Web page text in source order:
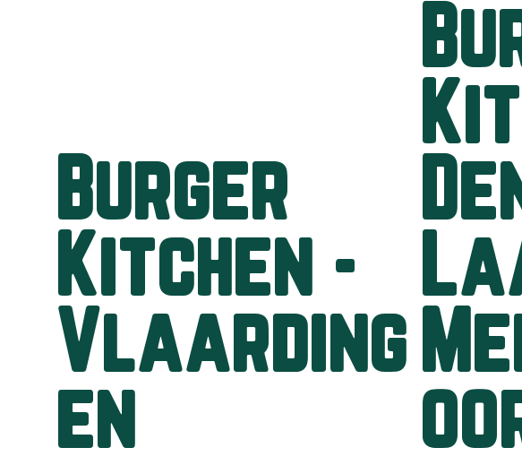
Burger
Kitchen -
Vlaarding
en